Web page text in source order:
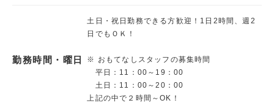
勤務時間・曜日
土日・祝日勤務できる方歓迎！1日2時間、週2
日でもＯＫ！
※ おもてなしスタッフの募集時間
平日：11：00～19：00
土日：11：00～20：00
上記の中で２時間～OK！